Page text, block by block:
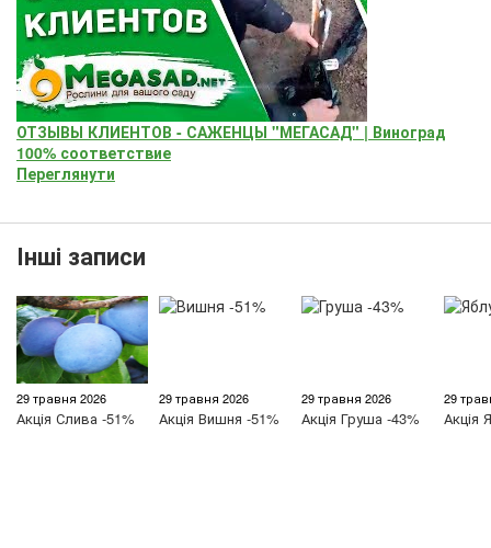
ОТЗЫВЫ КЛИЕНТОВ - САЖЕНЦЫ "МЕГАСАД" | Виноград
100% соответствие
Переглянути
Інші записи
29 травня 2026
Акція Слива -51%
29 травня 2026
Акція Вишня -51%
29 травня 2026
Акція Груша -43%
29
Акція